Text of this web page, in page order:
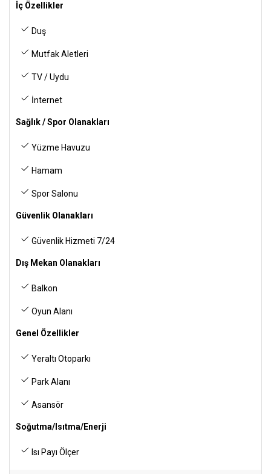
İç Özellikler
Duş
Mutfak Aletleri
TV / Uydu
İnternet
Sağlık / Spor Olanakları
Yüzme Havuzu
Hamam
Spor Salonu
Güvenlik Olanakları
Güvenlik Hizmeti 7/24
Dış Mekan Olanakları
Balkon
Oyun Alanı
Genel Özellikler
Yeraltı Otoparkı
Park Alanı
Asansör
Soğutma/Isıtma/Enerji
Isı Payı Ölçer